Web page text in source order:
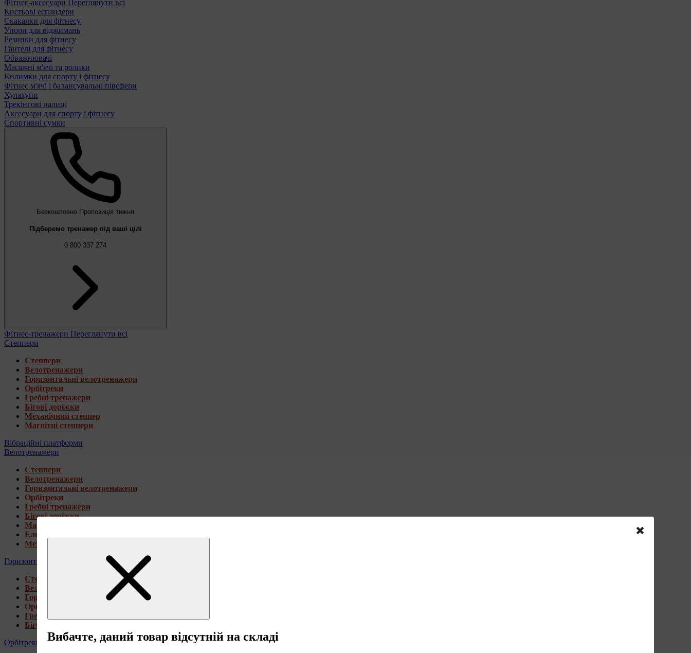
Фітнес-аксесуари
Переглянути всі
Кистьові еспандери
Скакалки для фітнесу
Упори для віджимань
Резинки для фітнесу
Гантелі для фітнесу
Обважнювачі
Масажні м'ячі та ролики
Килимки для спорту і фітнесу
Фітнес м'ячі і балансувальні півсфери
Хулахупи
Трекінгові палиці
Аксесуари для спорту і фітнесу
Спортивні сумки
Безкоштовно Пропозиція тижня
Підберемо тренажер під ваші цілі
0 800 337 274
Фітнес-тренажери Переглянути всі
Степпери
Степпери
Велотренажери
Горизонтальні велотренажери
Орбітреки
Гребні тренажери
Бігові доріжки
Механічний степпер
Магнітні степпери
Вібраційні платформи
Велотренажери
Степпери
Велотренажери
Горизонтальні велотренажери
Орбітреки
Гребні тренажери
Бігові доріжки
Магнітні велотренажери
Електромагнітні велотренажери
Механічні велотренажери
Горизонтальні велотренажери
Степпери
Велотренажери
Горизонтальні велотренажери
Орбітреки
Гребні тренажери
Бігові доріжки
Орбітреки
Вибачте, даний товар відсутній на складі